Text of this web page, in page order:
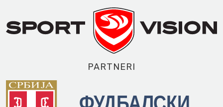
PARTNERI